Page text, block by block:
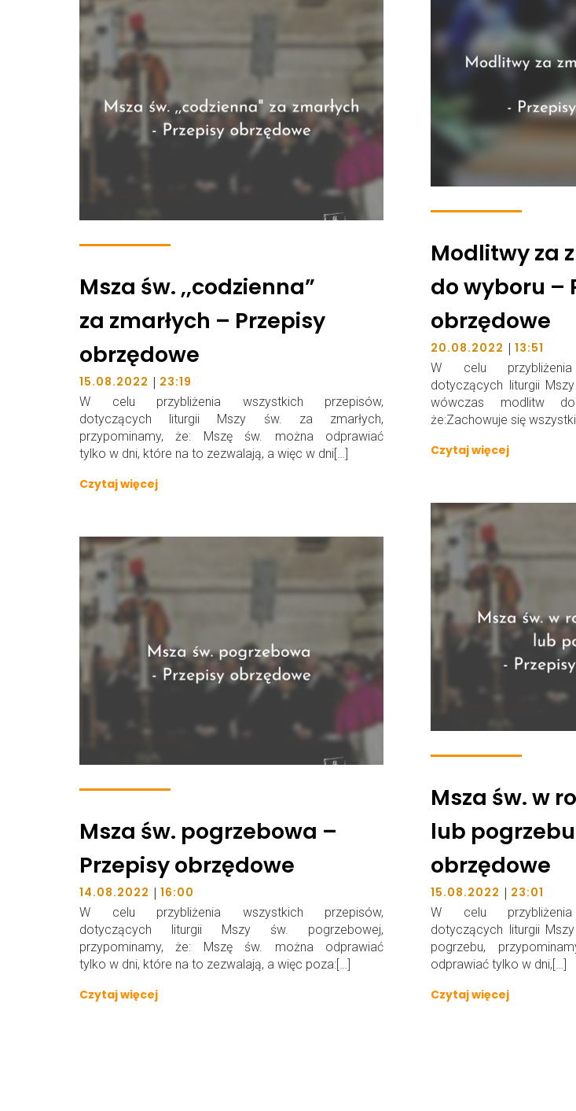
Modlitwy za
do wyboru –
obrzędowe
20.08.2022 | 13:51
W celu przybliżenia
dotyczących liturgii
wówczas modlitw do
że:Zachowuje się
Czytaj więcej
Msza św. ,,codzienna”
za zmarłych – Przepisy
obrzędowe
15.08.2022 | 23:19
W celu przybliżenia wszystkich przepisów,
dotyczących liturgii Mszy św. za zmarłych,
przypominamy, że: Mszę św. można odprawiać
tylko w dni, które na to zezwalają, a więc w dni[…]
Czytaj więcej
Msza św. w
lub
obrzędowe
15.08.2022 | 23:01
W celu przybliżenia
dotyczących liturgii
pogrzebu,
odprawiać tylko w dni,[…]
Czytaj więcej
Msza św. pogrzebowa –
Przepisy obrzędowe
14.08.2022 | 16:00
W celu przybliżenia wszystkich przepisów,
dotyczących liturgii Mszy św. pogrzebowej,
przypominamy, że: Mszę św. można odprawiać
tylko w dni, które na to zezwalają, a więc poza:[…]
Czytaj więcej